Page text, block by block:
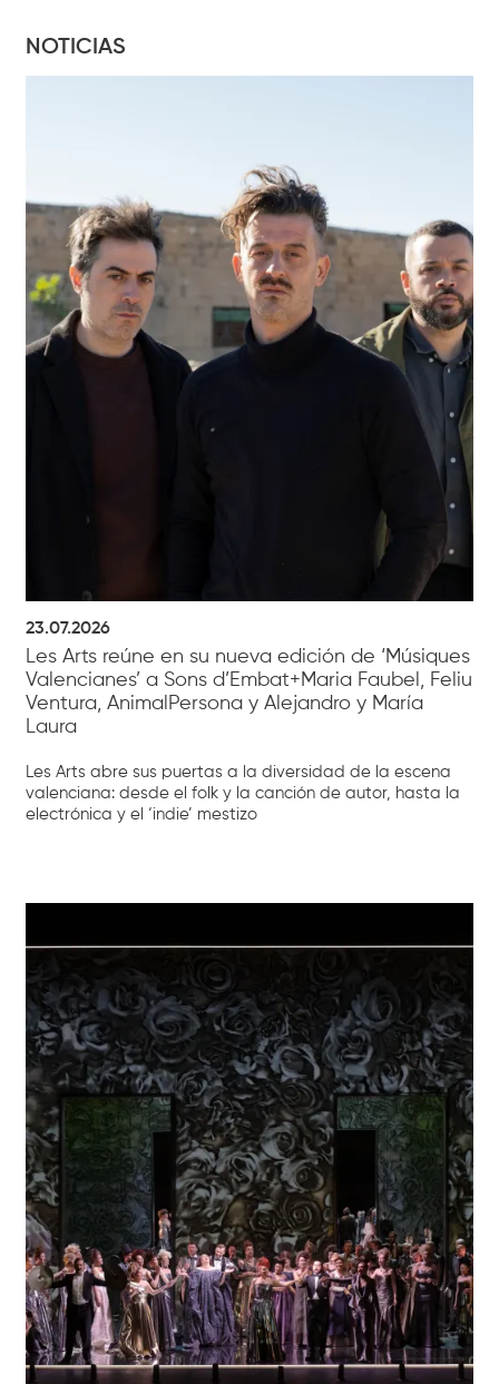
NOTICIAS
23.07.2026
Les Arts reúne en su nueva edición de ‘Músiques
Valencianes’ a Sons d’Embat+Maria Faubel, Feliu
Ventura, AnimalPersona y Alejandro y María
Laura
Les Arts abre sus puertas a la diversidad de la escena
valenciana: desde el folk y la canción de autor, hasta la
electrónica y el ‘indie’ mestizo